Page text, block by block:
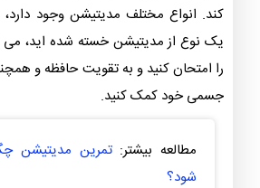
کند. انواع مختلف مدیتیشن وجود دارد،
یک نوع از مدیتیشن خسته شده اید، می
را امتحان کنید و به تقویت حافظه و
جسمی خود کمک کنید.
مطالعه بیشتر:تمرین مدیتیشن
شود؟